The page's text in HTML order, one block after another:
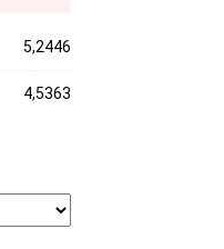
5,2446
4,5363